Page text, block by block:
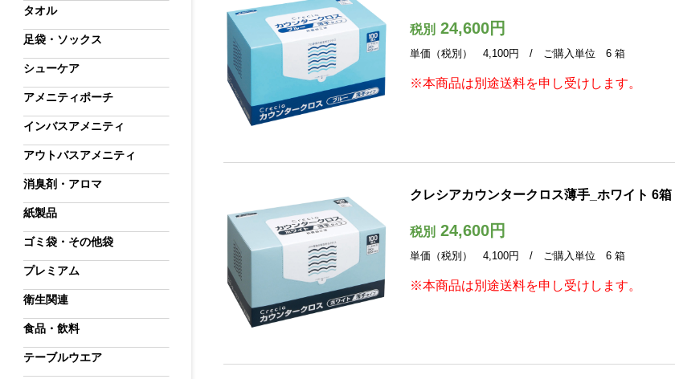
タオル
足袋・ソックス
シューケア
アメニティポーチ
インバスアメニティ
アウトバスアメニティ
消臭剤・アロマ
紙製品
ゴミ袋・その他袋
プレミアム
衛生関連
食品・飲料
テーブルウエア
税別24,600円
単価（税別） 4,100円 / ご購入単位 6 箱
※本商品は別途送料を申し受けします。
クレシアカウンタークロス薄手_ホワイト 6箱
税別24,600円
単価（税別） 4,100円 / ご購入単位 6 箱
※本商品は別途送料を申し受けします。